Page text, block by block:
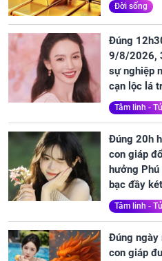
Đời sống
Đúng
9/8/2026,
sự nghiệp
cạn lộc lá
Tâm linh -
Đúng 20h
con giáp
hưởng
bạc đầy két
Tâm linh -
Đúng
con giáp